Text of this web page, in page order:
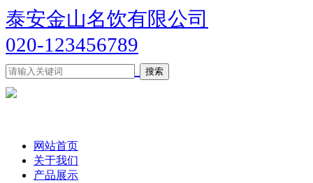
泰安金山名饮有限公司
020-123456789
网站首页
关于我们
产品展示